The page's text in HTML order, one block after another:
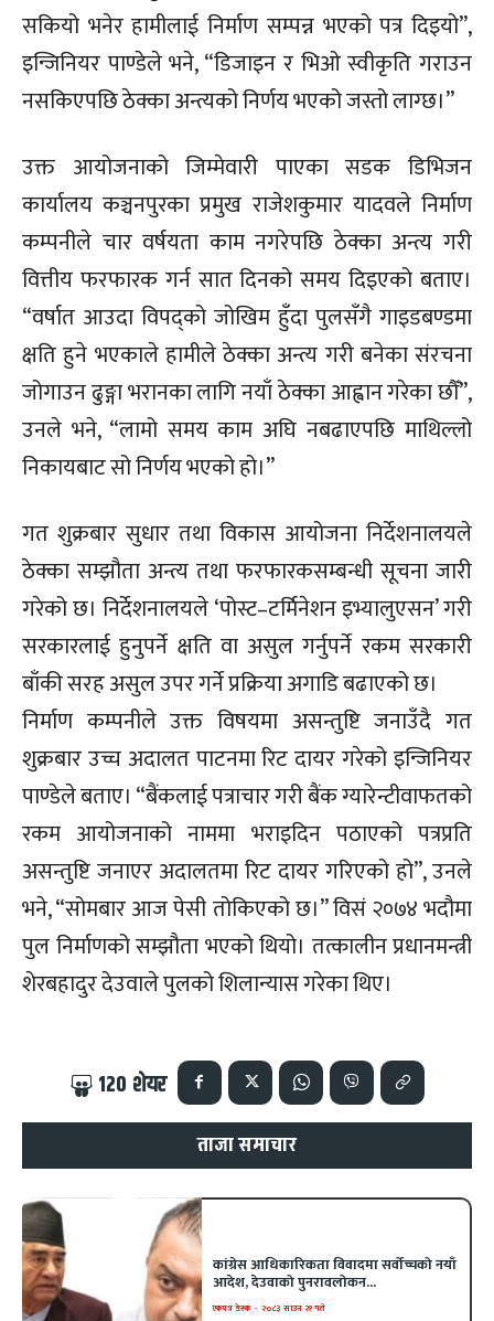
सकियो भनेर हामीलाई निर्माण सम्पन्न भएको पत्र दिइयो”,
इन्जिनियर पाण्डेले भने, “डिजाइन र भिओ स्वीकृति गराउन
नसकिएपछि ठेक्का अन्त्यको निर्णय भएको जस्तो लाग्छ।”
उक्त आयोजनाको जिम्मेवारी पाएका सडक डिभिजन
कार्यालय कञ्चनपुरका प्रमुख राजेशकुमार यादवले निर्माण
कम्पनीले चार वर्षयता काम नगरेपछि ठेक्का अन्त्य गरी
वित्तीय फरफारक गर्न सात दिनको समय दिइएको बताए।
“वर्षात आउदा विपद्को जोखिम हुँदा पुलसँगै गाइडबण्डमा
क्षति हुने भएकाले हामीले ठेक्का अन्त्य गरी बनेका संरचना
जोगाउन ढुङ्गा भरानका लागि नयाँ ठेक्का आह्वान गरेका छौँ”,
उनले भने, “लामो समय काम अघि नबढाएपछि माथिल्लो
निकायबाट सो निर्णय भएको हो।”
गत शुक्रबार सुधार तथा विकास आयोजना निर्देशनालयले
ठेक्का सम्झौता अन्त्य तथा फरफारकसम्बन्धी सूचना जारी
गरेको छ। निर्देशनालयले ‘पोस्ट–टर्मिनेशन इभ्यालुएसन’ गरी
सरकारलाई हुनुपर्ने क्षति वा असुल गर्नुपर्ने रकम सरकारी
बाँकी सरह असुल उपर गर्ने प्रक्रिया अगाडि बढाएको छ।
निर्माण कम्पनीले उक्त विषयमा असन्तुष्टि जनाउँदै गत
शुक्रबार उच्च अदालत पाटनमा रिट दायर गरेको इन्जिनियर
पाण्डेले बताए। “बैंकलाई पत्राचार गरी बैंक ग्यारेन्टीवाफतको
रकम आयोजनाको नाममा भराइदिन पठाएको पत्रप्रति
असन्तुष्टि जनाएर अदालतमा रिट दायर गरिएको हो”, उनले
भने, “सोमबार आज पेसी तोकिएको छ।” विसं २०७४ भदौमा
पुल निर्माणको सम्झौता भएको थियो। तत्कालीन प्रधानमन्त्री
शेरबहादुर देउवाले पुलको शिलान्यास गरेका थिए।
120 शेयर
ताजा समाचार
कांग्रेस आधिकारिकता विवादमा सर्वोच्चको नयाँ
आदेश, देउवाको पुनरावलोकन...
एकपत्र डेस्क - २०८३ साउन २१ गते